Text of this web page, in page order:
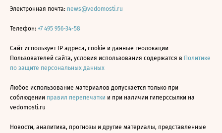
Электронная почта: news@vedomosti.ru
Телефон: +7 495 956-34-58
Сайт использует IP адреса, cookie и данные геолокации
Пользователей сайта, условия использования содержатся в Политике
по защите персональных данных
Любое использование материалов допускается только при
соблюдении правил перепечатки и при наличии гиперссылки на
vedomosti.ru
Новости, аналитика, прогнозы и другие материалы, представленные